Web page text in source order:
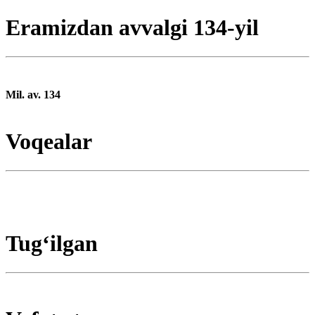
Eramizdan avvalgi 134-yil
Mil. av. 134
Voqealar
Tugʻilgan